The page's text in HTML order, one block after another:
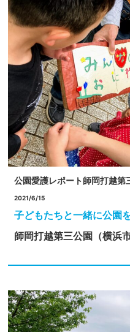
公園愛護レポート師岡打越第
2021/6/15
子どもたちと一緒に公園
師岡打越第三公園（横浜市